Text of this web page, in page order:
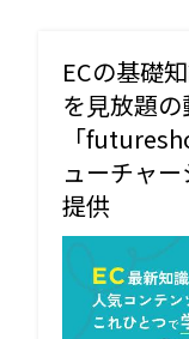
ECの基礎
を見放題
「
ューチャ
提供